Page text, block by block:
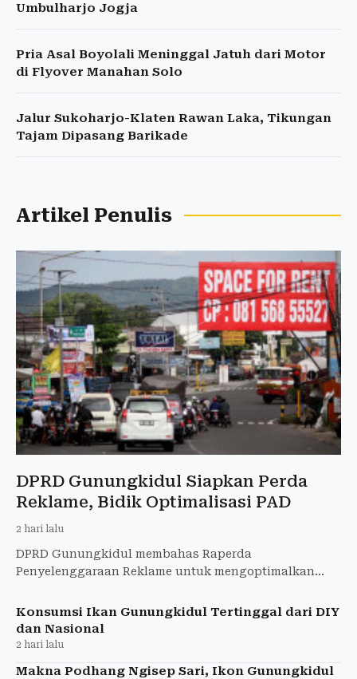
Umbulharjo Jogja
Pria Asal Boyolali Meninggal Jatuh dari Motor
di Flyover Manahan Solo
Jalur Sukoharjo-Klaten Rawan Laka, Tikungan
Tajam Dipasang Barikade
Artikel Penulis
DPRD Gunungkidul Siapkan Perda
Reklame, Bidik Optimalisasi PAD
2 hari lalu
DPRD Gunungkidul membahas Raperda
Penyelenggaraan Reklame untuk mengoptimalkan
hukum.
Konsumsi Ikan Gunungkidul Tertinggal dari DIY
dan Nasional
2 hari lalu
Makna Podhang Ngisep Sari, Ikon Gunungkidul